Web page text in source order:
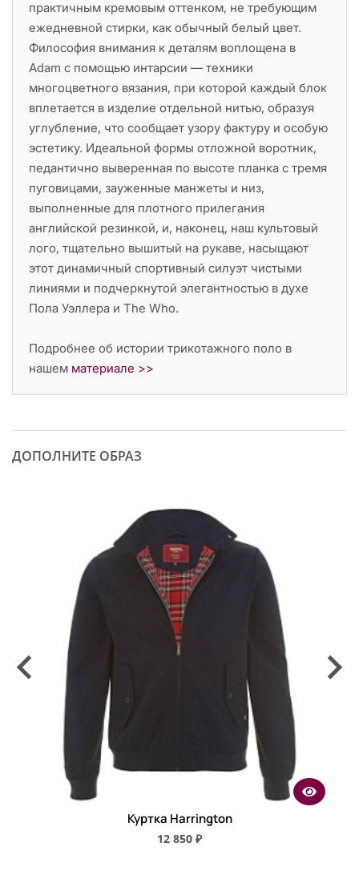
практичным кремовым оттенком, не требующим
ежедневной стирки, как обычный белый цвет.
Философия внимания к деталям воплощена в
Adam с помощью интарсии — техники
многоцветного вязания, при которой каждый блок
вплетается в изделие отдельной нитью, образуя
углубление, что сообщает узору фактуру и особую
эстетику. Идеальной формы отложной воротник,
педантично выверенная по высоте планка с тремя
пуговицами, зауженные манжеты и низ,
выполненные для плотного прилегания
английской резинкой, и, наконец, наш культовый
лого, тщательно вышитый на рукаве, насыщают
этот динамичный спортивный силуэт чистыми
линиями и подчеркнутой элегантностью в духе
Пола Уэллера и The Who.
Подробнее об истории трикотажного поло в
нашем материале >>
ДОПОЛНИТЕ ОБРАЗ
Куртка Harrington
12 850 ₽